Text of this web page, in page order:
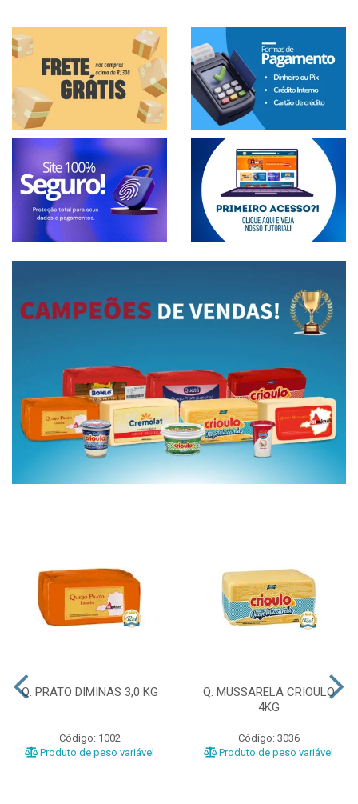
Q. PRATO DIMINAS 3,0 KG
Código: 1002
Produto de peso variável
Q. MUSSARELA CRIOULO
4KG
Código: 3036
Produto de peso variável